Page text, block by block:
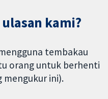
kami?
tembakau
orang untuk berhenti
mengukur ini).